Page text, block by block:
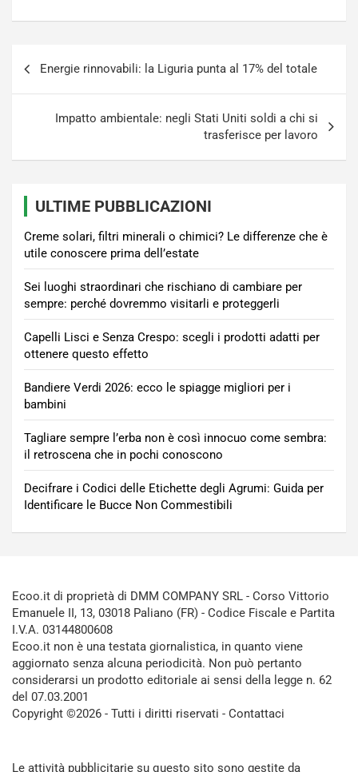
articoli
Energie rinnovabili: la Liguria punta al 17% del totale
Impatto ambientale: negli Stati Uniti soldi a chi si
trasferisce per lavoro
ULTIME PUBBLICAZIONI
Creme solari, filtri minerali o chimici? Le differenze che è
utile conoscere prima dell’estate
Sei luoghi straordinari che rischiano di cambiare per
sempre: perché dovremmo visitarli e proteggerli
Capelli Lisci e Senza Crespo: scegli i prodotti adatti per
ottenere questo effetto
Bandiere Verdi 2026: ecco le spiagge migliori per i
bambini
Tagliare sempre l’erba non è così innocuo come sembra:
il retroscena che in pochi conoscono
Decifrare i Codici delle Etichette degli Agrumi: Guida per
Identificare le Bucce Non Commestibili
Ecoo.it di proprietà di DMM COMPANY SRL - Corso Vittorio
Emanuele II, 13, 03018 Paliano (FR) - Codice Fiscale e Partita
I.V.A. 03144800608
Ecoo.it non è una testata giornalistica, in quanto viene
aggiornato senza alcuna periodicità. Non può pertanto
considerarsi un prodotto editoriale ai sensi della legge n. 62
del 07.03.2001
Copyright ©2026 - Tutti i diritti riservati - Contattaci
Le attività pubblicitarie su questo sito sono gestite da